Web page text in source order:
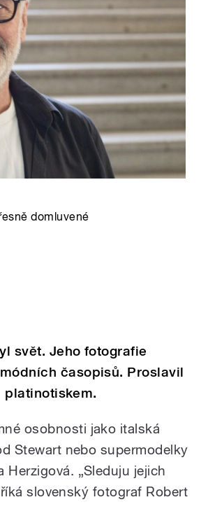
domluvené
svět. Jeho fotografie
časopisů. Proslavil
platinotiskem.
osobnosti jako italská
Stewart nebo supermodelky
Herzigová. „Sleduju jejich
slovenský fotograf Robert